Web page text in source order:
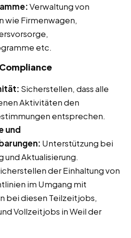
Verwaltung von
wie Firmenwagen,
etc.
Sicherstellen, dass alle
Aktivitäten den
entsprechen.
und
Unterstützung bei
und Aktualisierung.
der Einhaltung von
im Umgang mit
bei diesen Teilzeitjobs,
Vollzeitjobs in Weil der